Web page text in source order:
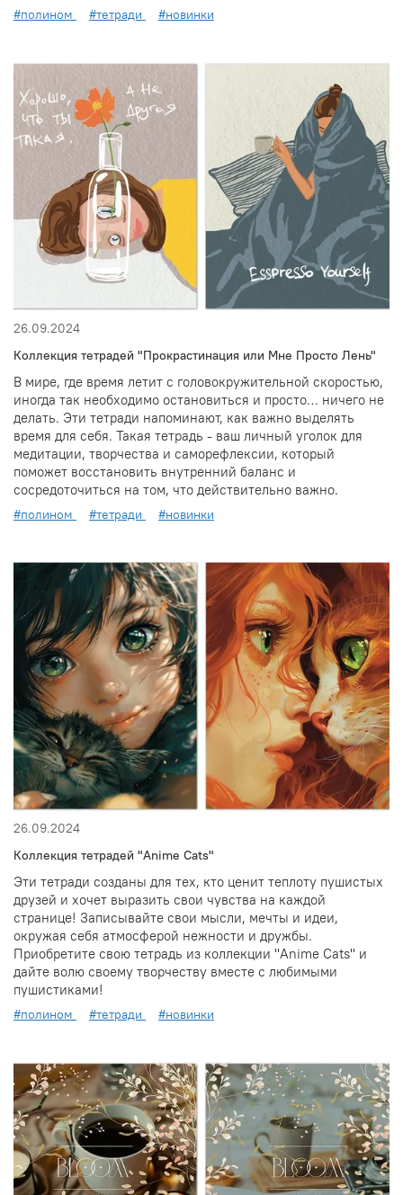
#полином #тетради #новинки
26.09.2024
Коллекция тетрадей "Прокрастинация или Мне Просто Лень"
В мире, где время летит с головокружительной скоростью,
иногда так необходимо остановиться и просто… ничего не
делать. Эти тетради напоминают, как важно выделять
время для себя. Такая тетрадь - ваш личный уголок для
медитации, творчества и саморефлексии, который
поможет восстановить внутренний баланс и
сосредоточиться на том, что действительно важно.
#полином #тетради #новинки
26.09.2024
Коллекция тетрадей "Anime Cats"
Эти тетради созданы для тех, кто ценит теплоту пушистых
друзей и хочет выразить свои чувства на каждой
странице! Записывайте свои мысли, мечты и идеи,
окружая себя атмосферой нежности и дружбы.
Приобретите свою тетрадь из коллекции "Anime Cats" и
дайте волю своему творчеству вместе с любимыми
пушистиками!
#полином #тетради #новинки